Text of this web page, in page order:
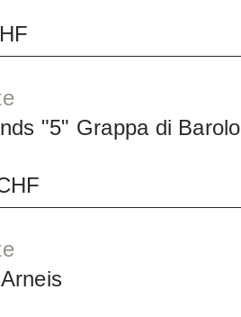
"5" Grappa di Barolo